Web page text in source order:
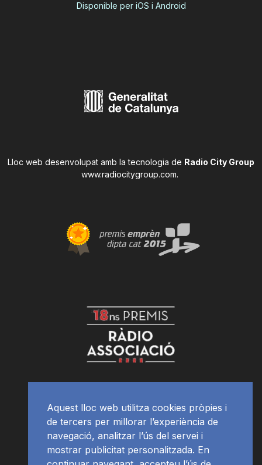
Disponible per iOS i Android
Lloc web desenvolupat amb la tecnologia de Radio City Group
www.radiocitygroup.com.
Aquest lloc web utilitza cookies pròpies i
de tercers per millorar l’experiència de
navegació, analitzar l’ús del servei i
mostrar publicitat personalitzada. En